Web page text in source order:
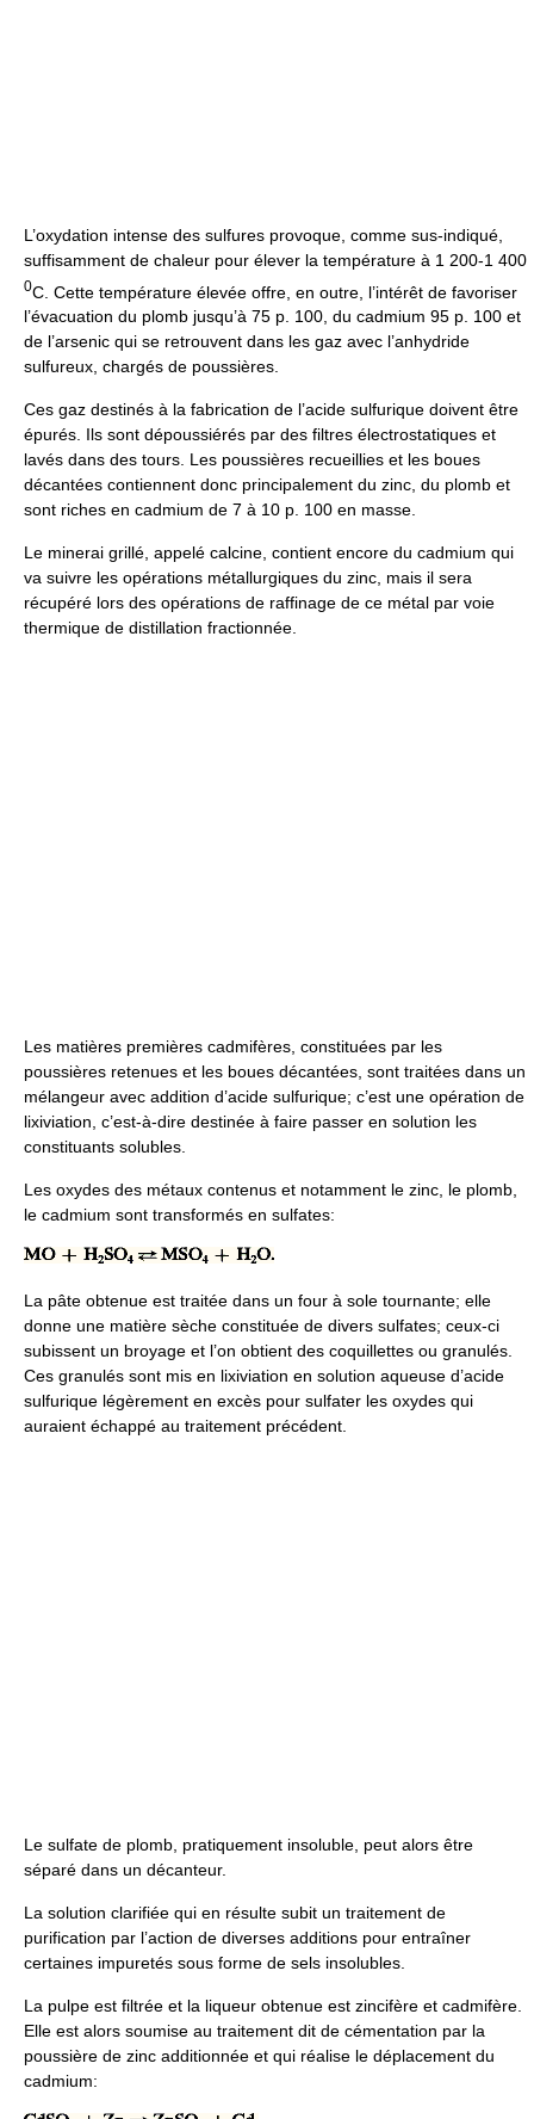
L’oxydation intense des sulfures provoque, comme sus-indiqué,
suffisamment de chaleur pour élever la température à 1 200-1 400
0C. Cette température élevée offre, en outre, l’intérêt de favoriser
l’évacuation du plomb jusqu’à 75 p. 100, du cadmium 95 p. 100 et
de l’arsenic qui se retrouvent dans les gaz avec l’anhydride
sulfureux, chargés de poussières.
Ces gaz destinés à la fabrication de l’acide sulfurique doivent être
épurés. Ils sont dépoussiérés par des filtres électrostatiques et
lavés dans des tours. Les poussières recueillies et les boues
décantées contiennent donc principalement du zinc, du plomb et
sont riches en cadmium de 7 à 10 p. 100 en masse.
Le minerai grillé, appelé calcine, contient encore du cadmium qui
va suivre les opérations métallurgiques du zinc, mais il sera
récupéré lors des opérations de raffinage de ce métal par voie
thermique de distillation fractionnée.
Les matières premières cadmifères, constituées par les
poussières retenues et les boues décantées, sont traitées dans un
mélangeur avec addition d’acide sulfurique; c’est une opération de
lixiviation, c’est-à-dire destinée à faire passer en solution les
constituants solubles.
Les oxydes des métaux contenus et notamment le zinc, le plomb,
le cadmium sont transformés en sulfates:
La pâte obtenue est traitée dans un four à sole tournante; elle
donne une matière sèche constituée de divers sulfates; ceux-ci
subissent un broyage et l’on obtient des coquillettes ou granulés.
Ces granulés sont mis en lixiviation en solution aqueuse d’acide
sulfurique légèrement en excès pour sulfater les oxydes qui
auraient échappé au traitement précédent.
Le sulfate de plomb, pratiquement insoluble, peut alors être
séparé dans un décanteur.
La solution clarifiée qui en résulte subit un traitement de
purification par l’action de diverses additions pour entraîner
certaines impuretés sous forme de sels insolubles.
La pulpe est filtrée et la liqueur obtenue est zincifère et cadmifère.
Elle est alors soumise au traitement dit de cémentation par la
poussière de zinc additionnée et qui réalise le déplacement du
cadmium: